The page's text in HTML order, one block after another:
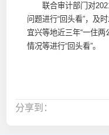
联合审计部门对2021
问题进行“回头看”，及
宜兴等地近三年“一住
情况等进行“回头看”。
分享到：